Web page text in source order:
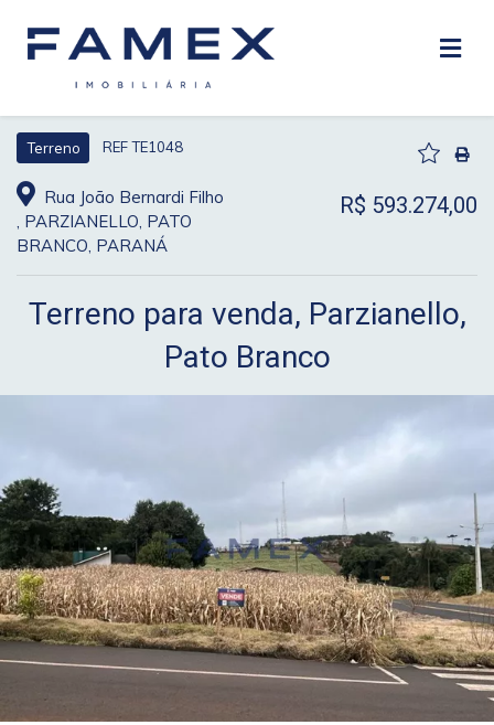
Terreno REF TE1048
Rua João Bernardi Filho
, PARZIANELLO, PATO
BRANCO, PARANÁ
R$ 593.274,00
Terreno para venda, Parzianello,
Pato Branco